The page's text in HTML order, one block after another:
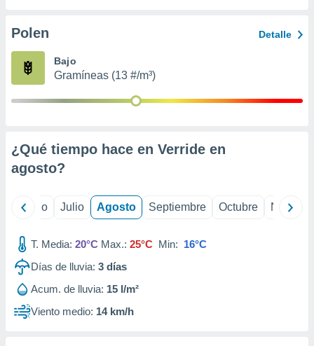
e
mediante
de
1199
Polen Detalle
Bajo
Gramíneas (13 #/m³)
¿Qué tiempo hace en Verride en
agosto?
Junio Julio Agosto Septiembre Octubre
T. Media: 20°C Max.: 25°C Min: 16°C
Días de lluvia: 3 días
Acum. de lluvia: 15 l/m²
Viento medio: 14 km/h